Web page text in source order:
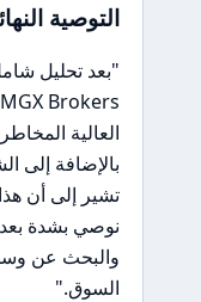
التوصية
"بعد تحليل
العالية
بالإضافة إلى
تشير إلى أن
والبحث عن
السوق."